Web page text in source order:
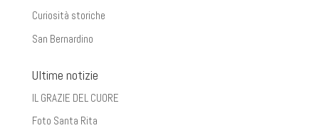
Curiosità storiche
San Bernardino
Ultime notizie
IL GRAZIE DEL CUORE
Foto Santa Rita